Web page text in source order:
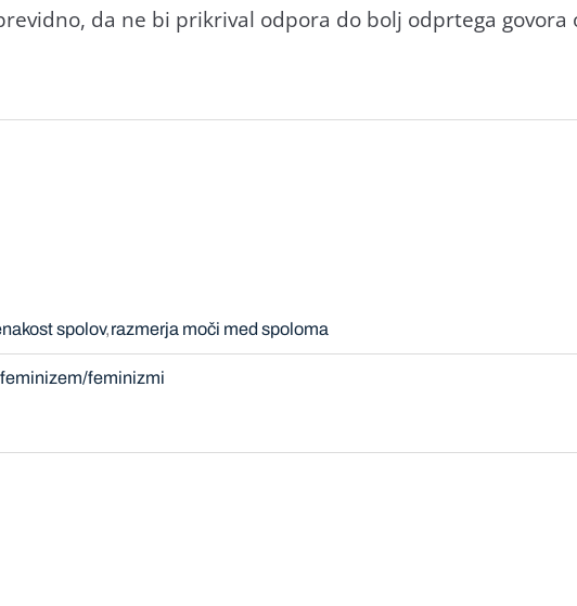
da ne bi prikrival odpora do bolj odprtega govora
spolov razmerja moči med spoloma
feminizem/feminizmi